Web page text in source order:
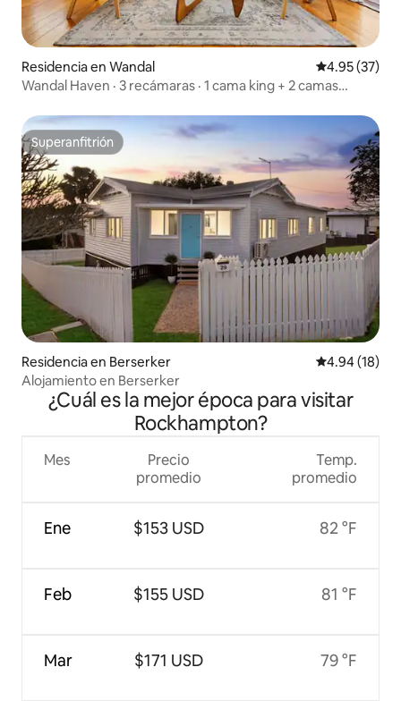
Residencia en Wandal Calificación
4.95 (37)
Wandal Haven · 3 recámaras · 1 cama king + 2 camas
Superanfitrión
Superanfitrión
Residencia en Berserker Calificación
4.94 (18)
Alojamiento en Berserker
¿Cuál es la mejor época para visitar
Rockhampton?
Mes
Ene
Feb
Mar
Precio
promedio
$153 USD
$155 USD
$171 USD
Temp.
promedio
82 °F
81 °F
79 °F